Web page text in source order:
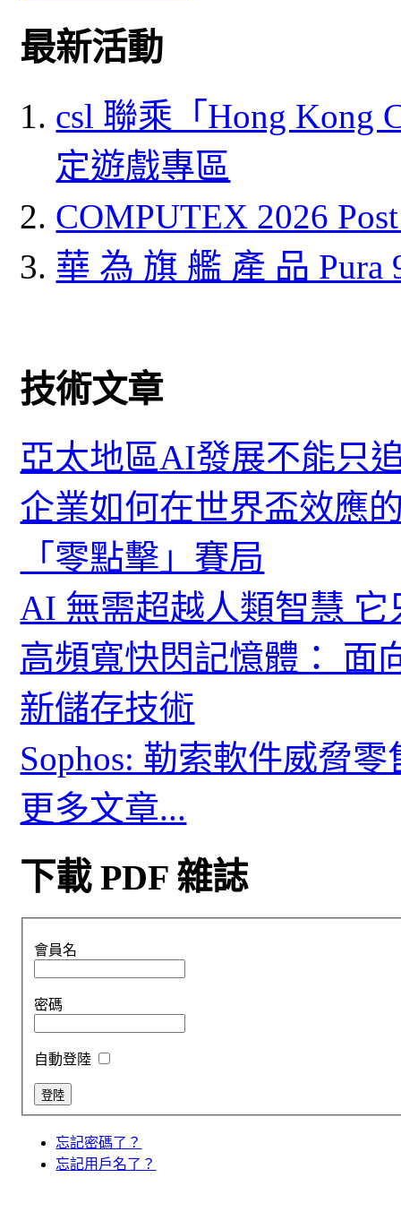
最新活動
csl 聯乘「Hong Kong
定遊戲專區
COMPUTEX 2026
華 為 旗 艦 產 品 Pura
技術文章
亞太地區AI發展不能只
企業如何在世界盃效應
「零點擊」賽局
AI 無需超越人類智慧
高頻寬快閃記憶體： 面
新儲存技術
Sophos: 勒索軟件威脅
更多文章...
下載 PDF 雜誌
會員名
密碼
自動登陸
忘記密碼了？
忘記用戶名了？